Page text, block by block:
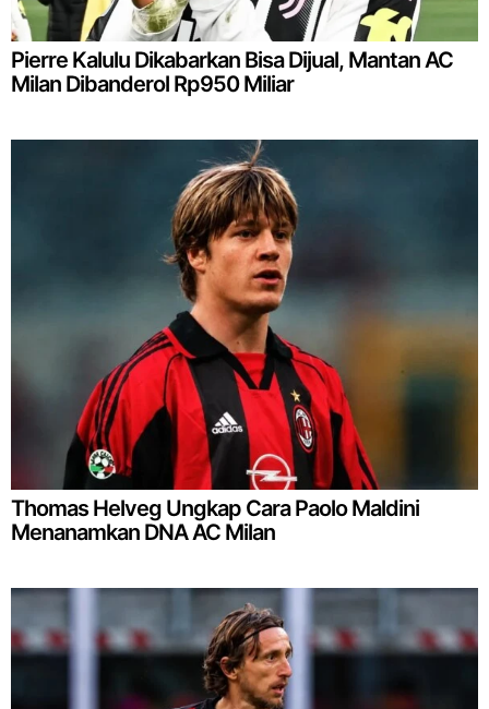
Pierre Kalulu Dikabarkan Bisa Dijual, Mantan AC
Milan Dibanderol Rp950 Miliar
Thomas Helveg Ungkap Cara Paolo Maldini
Menanamkan DNA AC Milan